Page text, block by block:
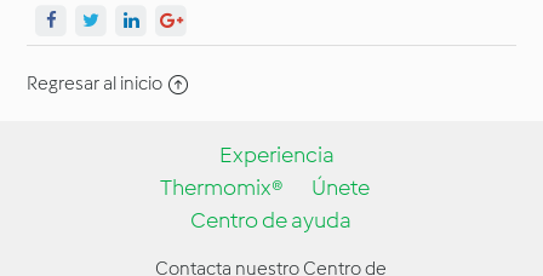
Regresar al inicio
Experiencia
Thermomix®
Únete
Centro de ayuda
Contacta nuestro Centro de